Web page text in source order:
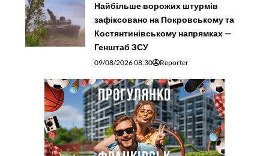
Найбільше ворожих штурмів
зафіксовано на Покровському та
Костянтинівському напрямках —
Генштаб ЗСУ
09/08/2026 08:30 Reporter